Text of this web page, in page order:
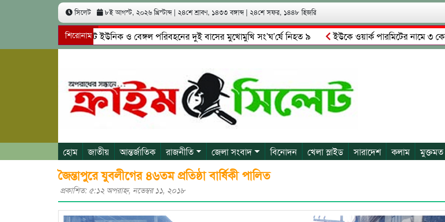
সিলেট ৮ই আগস্ট, ২০২৬ খ্রিস্টাব্দ | ২৪শে শ্রাবণ, ১৪৩৩ বঙ্গাব্দ | ২৪শে সফর, ১৪৪৮ হিজরি
শিরোনাম
সিলেটে ইউনিক ও বেঙ্গল পরিবহনের দুই বাসের মুখোমুখি সং’ঘ’র্ষে নিহত ৯ ইউকে ওয়ার্ক পারমিটের নামে ৩ কোটি
গোয়াইনঘাটে প্রেমের ফাঁদে তরুণী পাচার: মাদকাসক্ত রিমালকে গ্রেপ্তারের দাবি স্থানীয়দের
গোয়াইনঘাটে আলিম
হোম জাতীয় আন্তর্জাতিক রাজনীতি জেলা সংবাদ বিনোদন খেলা স্লাইড সারাদেশ কলাম মুক্তমত
জৈন্তাপুরে যুবলীগের ৪৬তম প্রতিষ্ঠা বার্ষিকী পালিত
প্রকাশিত: ৫:১২ অপরাহ্ণ, নভেম্বর ১১, ২০১৮